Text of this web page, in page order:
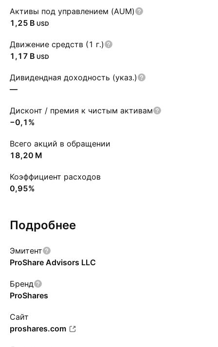
Активы под управлением (AUM)
‪1,25 B‬ USD
Движение средств (1 г.)
‪1,17 B‬ USD
Дивидендная доходность (указ.)
—
Дисконт / премия к чистым активам
−0,1%
Всего акций в обращении
‪18,20 M‬
Коэффициент расходов
0,95%
Подробнее
Эмитент
ProShare Advisors LLC
Бренд
ProShares
Сайт
proshares.com